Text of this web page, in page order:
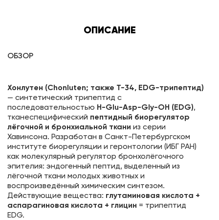
ОПИСАНИЕ
ОБЗОР
Хонлутен (Chonluten; также T-34, EDG-трипептид)
— синтетический трипептид с
последовательностью H-Glu-Asp-Gly-OH (EDG),
тканеспецифический пептидный биорегулятор
лёгочной и бронхиальной ткани из серии
Хавинсона. Разработан в Санкт-Петербургском
институте биорегуляции и геронтологии (ИБГ РАН)
как молекулярный регулятор бронхолёгочного
эпителия: эндогенный пептид, выделенный из
лёгочной ткани молодых животных и
воспроизведённый химическим синтезом.
Действующие вещества: глутаминовая кислота +
аспарагиновая кислота + глицин = трипептид
EDG.